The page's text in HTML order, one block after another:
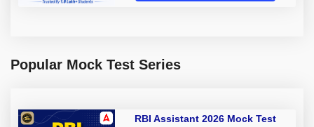
Popular Mock Test Series
RBI Assistant 2026 Mock Test